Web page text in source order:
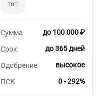
топ
Сумма до 100 000 ₽
Срок до 365 дней
Одобрение высокое
ПСК 0 - 292%